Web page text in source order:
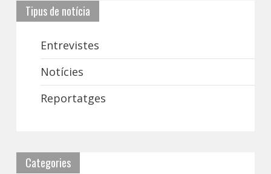
Tipus de notícia
Entrevistes
Notícies
Reportatges
Categories